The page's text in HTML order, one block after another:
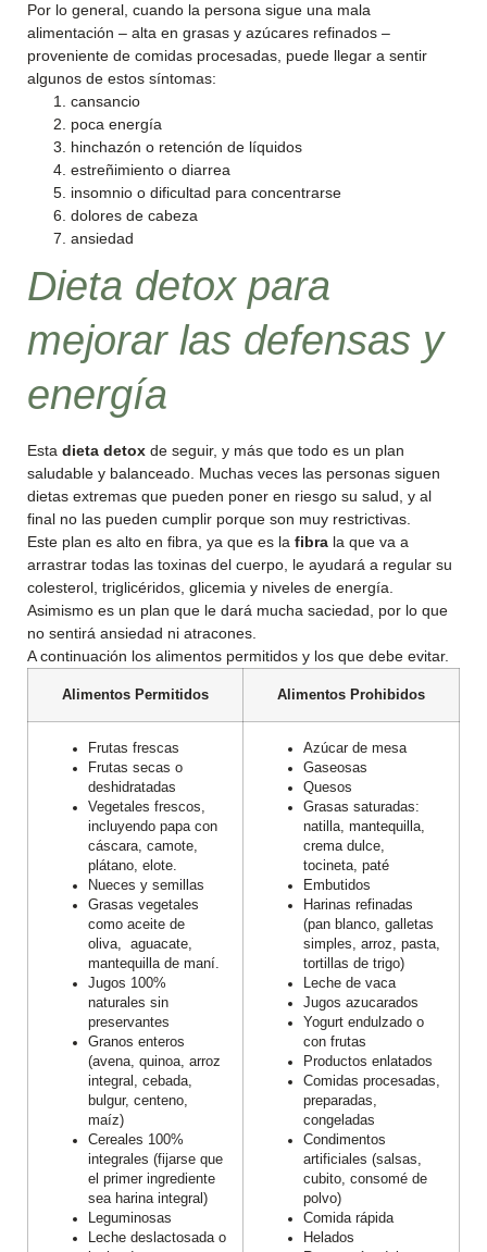
Por lo general, cuando la persona sigue una mala
alimentación – alta en grasas y azúcares refinados –
proveniente de comidas procesadas, puede llegar a sentir
algunos de estos síntomas:
cansancio
poca energía
hinchazón o retención de líquidos
estreñimiento o diarrea
insomnio o dificultad para concentrarse
dolores de cabeza
ansiedad
Dieta detox para
mejorar las defensas y
energía
Esta dieta detox de seguir, y más que todo es un plan
saludable y balanceado. Muchas veces las personas siguen
dietas extremas que pueden poner en riesgo su salud, y al
final no las pueden cumplir porque son muy restrictivas.
Este plan es alto en fibra, ya que es la fibra la que va a
arrastrar todas las toxinas del cuerpo, le ayudará a regular su
colesterol, triglicéridos, glicemia y niveles de energía.
Asimismo es un plan que le dará mucha saciedad, por lo que
no sentirá ansiedad ni atracones.
A continuación los alimentos permitidos y los que debe evitar.
Alimentos Permitidos Alimentos Prohibidos
Frutas frescas
Frutas secas o
deshidratadas
Vegetales frescos,
incluyendo papa con
cáscara, camote,
plátano, elote.
Nueces y semillas
Grasas vegetales
como aceite de
oliva, aguacate,
mantequilla de maní.
Jugos 100%
naturales sin
preservantes
Granos enteros
(avena, quinoa, arroz
integral, cebada,
bulgur, centeno,
maíz)
Cereales 100%
integrales (fijarse que
el primer ingrediente
sea harina integral)
Leguminosas
Leche deslactosada o
Azúcar de mesa
Gaseosas
Quesos
Grasas saturadas:
natilla, mantequilla,
crema dulce,
tocineta, paté
Embutidos
Harinas refinadas
(pan blanco, galletas
simples, arroz, pasta,
tortillas de trigo)
Leche de vaca
Jugos azucarados
Yogurt endulzado o
con frutas
Productos enlatados
Comidas procesadas,
preparadas,
congeladas
Condimentos
artificiales (salsas,
cubito, consomé de
polvo)
Comida rápida
Helados